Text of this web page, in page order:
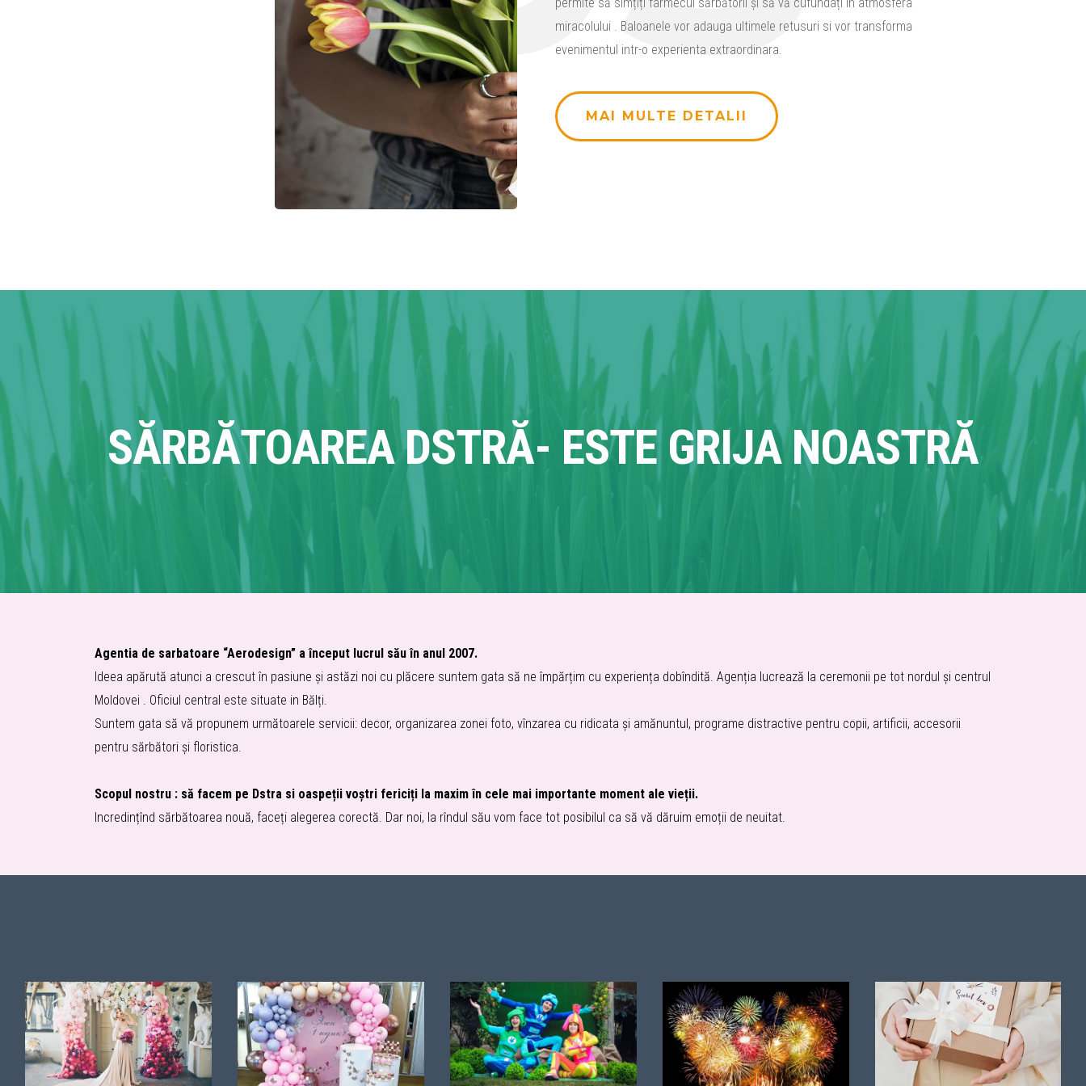
miracolului . Baloanele vor adauga ultimele retusuri si vor transforma
evenimentul intr-o experienta extraordinara.
MAI MULTE DETALII
SĂRBĂTOAREA DSTRĂ- ESTE GRIJA NOASTRĂ
Agentia de sarbatoare “Aerodesign” a început lucrul său în anul 2007.
Ideea apărută atunci a crescut în pasiune și astăzi noi cu plăcere suntem gata să ne împărțim cu experiența dobîndită. Agenția lucrează la ceremonii pe tot nordul și centrul
Moldovei . Oficiul central este situate in Bălți.
Suntem gata să vă propunem următoarele servicii: decor, organizarea zonei foto, vînzarea cu ridicata și amănuntul, programe distractive pentru copii, artificii, accesorii
pentru sărbători și floristica.
Scopul nostru : să facem pe Dstra si oaspeții voștri fericiți la maxim în cele mai importante moment ale vieții.
Incredințînd sărbătoarea nouă, faceți alegerea corectă. Dar noi, la rîndul său vom face tot posibilul ca să vă dăruim emoții de neuitat.